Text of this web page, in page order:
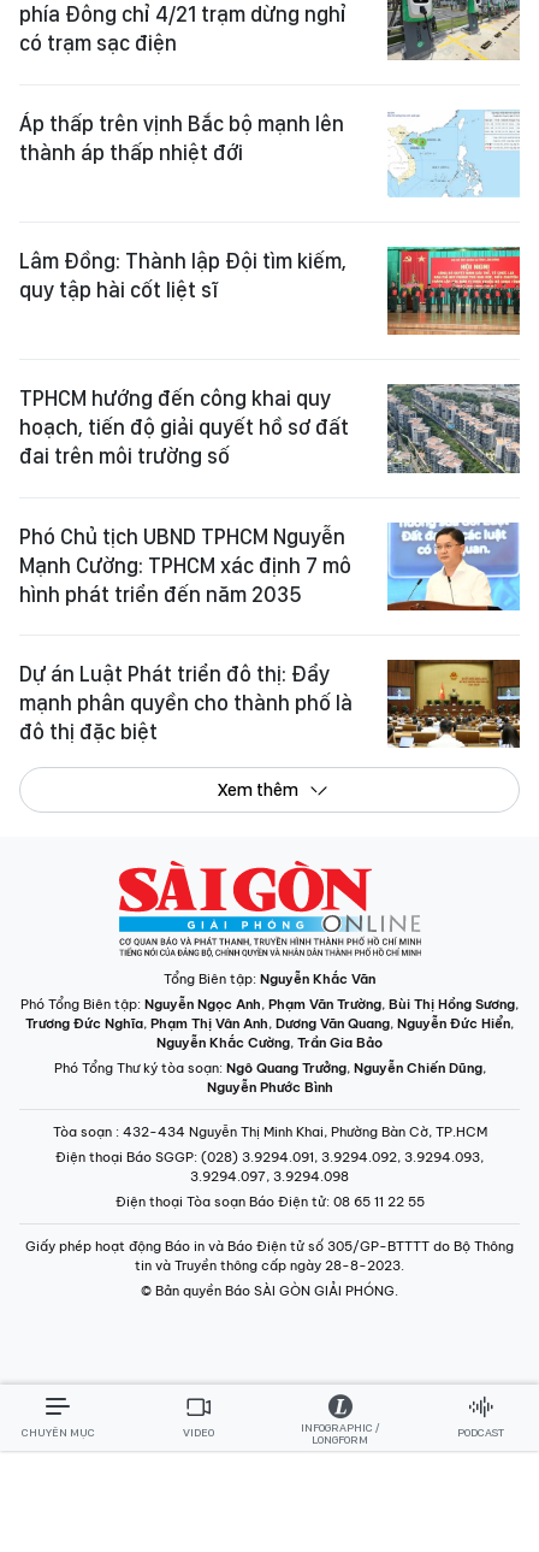
phía Đông chỉ 4/21 trạm dừng nghỉ
có trạm sạc điện
Áp thấp trên vịnh Bắc bộ mạnh lên
thành áp thấp nhiệt đới
Lâm Đồng: Thành lập Đội tìm kiếm,
quy tập hài cốt liệt sĩ
TPHCM hướng đến công khai quy
hoạch, tiến độ giải quyết hồ sơ đất
đai trên môi trường số
Phó Chủ tịch UBND TPHCM Nguyễn
Mạnh Cường: TPHCM xác định 7 mô
hình phát triển đến năm 2035
Dự án Luật Phát triển đô thị: Đẩy
mạnh phân quyền cho thành phố là
đô thị đặc biệt
Xem thêm
Tổng Biên tập: Nguyễn Khắc Văn
Phó Tổng Biên tập: Nguyễn Ngọc Anh, Phạm Văn Trường, Bùi Thị Hồng Sương,
Trương Đức Nghĩa, Phạm Thị Vân Anh, Dương Văn Quang, Nguyễn Đức Hiển,
Nguyễn Khắc Cường, Trần Gia Bảo
Phó Tổng Thư ký tòa soạn: Ngô Quang Trưởng, Nguyễn Chiến Dũng,
Nguyễn Phước Bình
Tòa soạn : 432-434 Nguyễn Thị Minh Khai, Phường Bàn Cờ, TP.HCM
Điện thoại Báo SGGP: (028) 3.9294.091, 3.9294.092, 3.9294.093,
3.9294.097, 3.9294.098
Điện thoại Tòa soạn Báo Điện tử: 08 65 11 22 55
Giấy phép hoạt động Báo in và Báo Điện tử số 305/GP-BTTTT do Bộ Thông
tin và Truyền thông cấp ngày 28-8-2023.
© Bản quyền Báo SÀI GÒN GIẢI PHÓNG.
CHUYÊN MỤC VIDEO
INFOGRAPHIC /
LONGFORM
PODCAST